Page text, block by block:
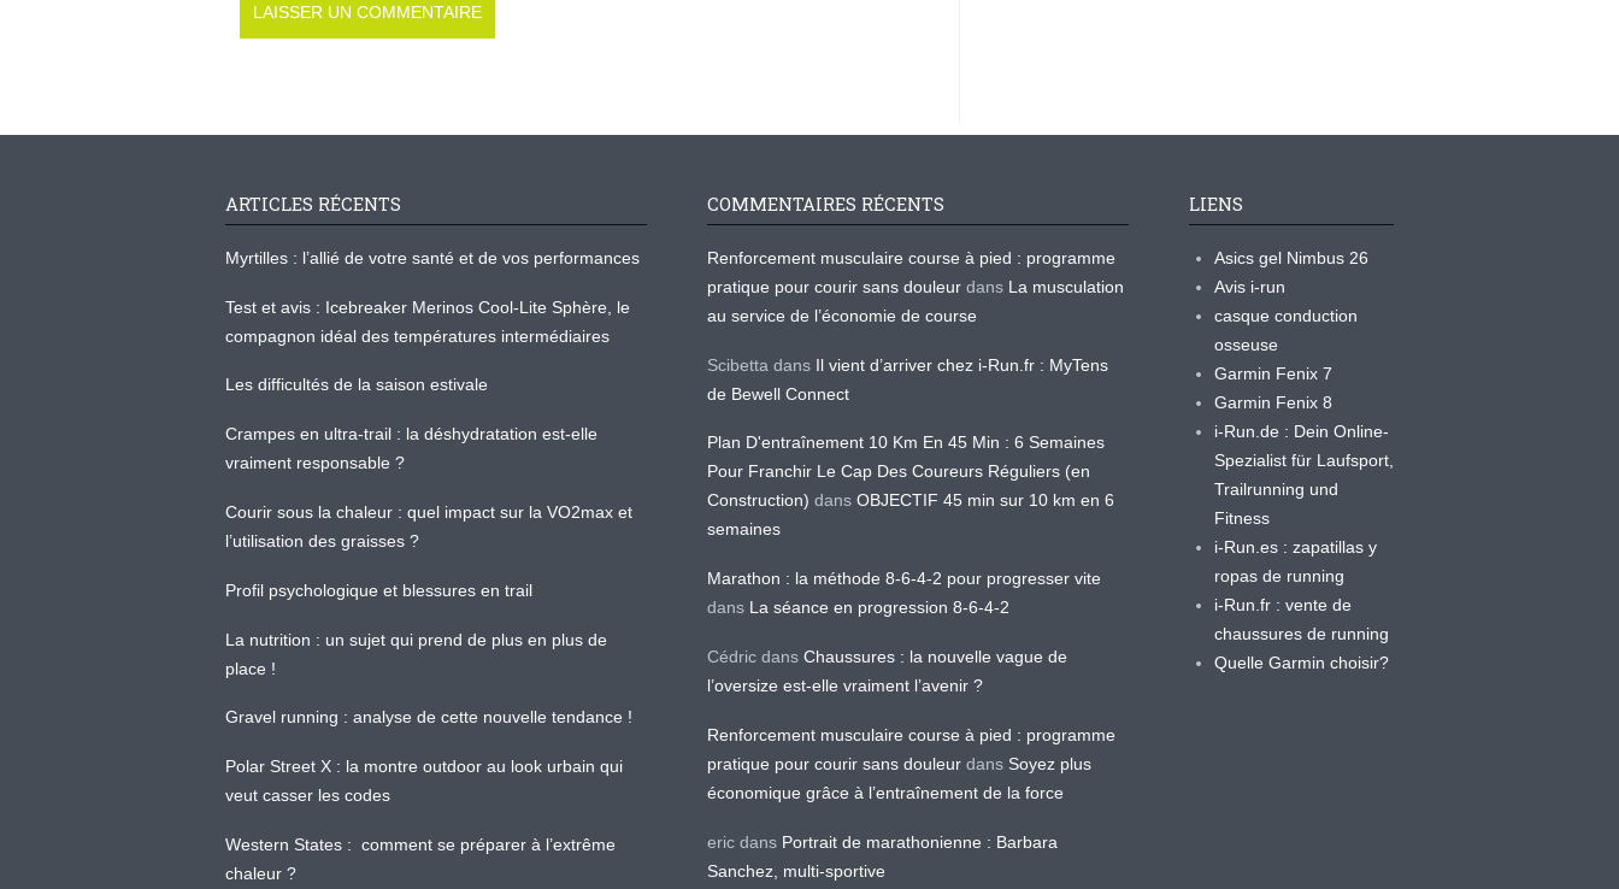
ARTICLES RÉCENTS
Myrtilles : l’allié de votre santé et de vos performances
Test et avis : Icebreaker Merinos Cool-Lite Sphère, le
compagnon idéal des températures intermédiaires
Les difficultés de la saison estivale
Crampes en ultra-trail : la déshydratation est-elle
vraiment responsable ?
Courir sous la chaleur : quel impact sur la VO2max et
l’utilisation des graisses ?
Profil psychologique et blessures en trail
La nutrition : un sujet qui prend de plus en plus de
place !
Gravel running : analyse de cette nouvelle tendance !
Polar Street X : la montre outdoor au look urbain qui
veut casser les codes
Western States : comment se préparer à l’extrême
chaleur ?
COMMENTAIRES RÉCENTS
Renforcement musculaire course à pied : programme
pratique pour courir sans douleur dans La musculation
au service de l’économie de course
Scibetta dans Il vient d’arriver chez i-Run.fr : MyTens
de Bewell Connect
Plan D'entraînement 10 Km En 45 Min : 6 Semaines
Pour Franchir Le Cap Des Coureurs Réguliers (en
Construction) dans OBJECTIF 45 min sur 10 km en 6
semaines
Marathon : la méthode 8-6-4-2 pour progresser vite
dans La séance en progression 8-6-4-2
Cédric dans Chaussures : la nouvelle vague de
l’oversize est-elle vraiment l’avenir ?
Renforcement musculaire course à pied : programme
pratique pour courir sans douleur dans Soyez plus
économique grâce à l’entraînement de la force
eric dans Portrait de marathonienne : Barbara
Sanchez, multi-sportive
LIENS
Asics gel Nimbus 26
Avis i-run
casque conduction
osseuse
Garmin Fenix 7
Garmin Fenix 8
i-Run.de : Dein Online-
Spezialist für Laufsport,
Trailrunning und
Fitness
i-Run.es : zapatillas y
ropas de running
i-Run.fr : vente de
chaussures de running
Quelle Garmin choisir?